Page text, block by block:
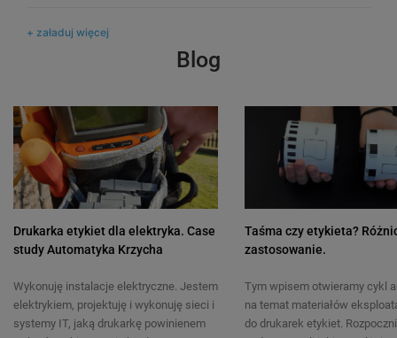
DO KOSZYKA
+ załaduj więcej
Blog
Drukarka etykiet dla elektryka. Case
study Automatyka Krzycha
Wykonuję instalacje elektryczne. Jestem
elektrykiem, projektuję i wykonuję sieci i
systemy IT, jaką drukarkę powinienem
Taśma czy etykieta?
zastosowanie.
Tym wpisem otwieramy cykl
na temat materiałów
do drukarek etykiet.